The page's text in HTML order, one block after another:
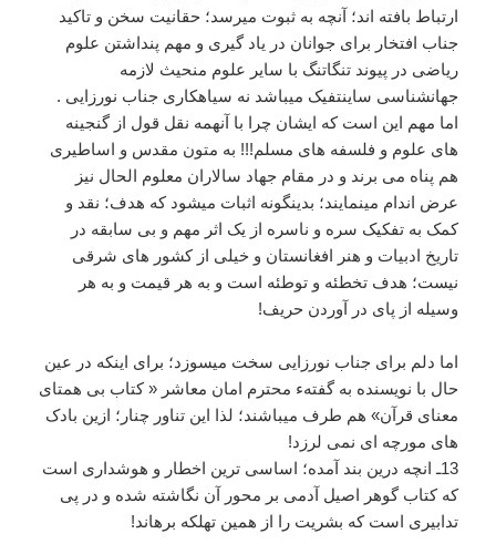
ارتباط بافته اند؛ آنچه به ثبوت میرسد؛ حقانیت سخن و تاکید
جناب افتخار برای جوانان در یاد گیری و مهم پنداشتن علوم
ریاضی در پیوند تنگاتنگ با سایر علوم منحیث لازمه
جهانشناسی ساینتفیک میباشد نه سیاهکاری جناب نورزایی .
اما مهم این است که ایشان چرا با آنهمه نقل قول از گنجینه
های علوم و فلسفه های مسلم!!! به متون مقدس و اساطیری
هم پناه می برند و در مقام جهاد سالاران معلوم الحال نیز
عرض اندام مینمایند؛ بدینگونه اثبات میشود که هدف؛ نقد و
کمک به تفکیک سره و ناسره از یک اثر مهم و بی سابقه در
تاریخ ادبیات و هنر افغانستان و خیلی از کشور های شرقی
نیست؛ هدف تخطئه و توطئه است و به هر قیمت و به هر
وسیله از پای در آوردن حریف!
اما دلم برای جناب نورزایی سخت میسوزد؛ برای اینکه در عین
حال با نویسنده به گفتهء محترم امان معاشر « کتاب بی همتای
معنای قرآن» هم طرف میباشند؛ لذا این تناور چنار؛ ازین بادک
های مورچه ای نمی لرزد!
13ـ انچه درین بند آمده؛ اساسی ترین اخطار و هوشداری است
که کتاب گوهر اصیل آدمی بر محور آن نگاشته شده و در پی
تدابیری است که بشریت را از همین تهلکه برهاند!